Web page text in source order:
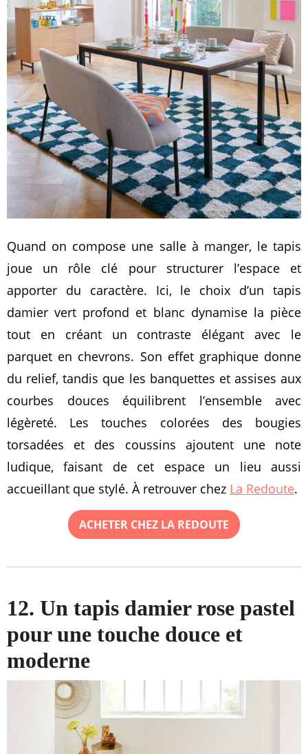
Quand on compose une salle à manger, le tapis
joue un rôle clé pour structurer l’espace et
apporter du caractère. Ici, le choix d’un tapis
damier vert profond et blanc dynamise la pièce
tout en créant un contraste élégant avec le
parquet en chevrons. Son effet graphique donne
du relief, tandis que les banquettes et assises aux
courbes douces équilibrent l’ensemble avec
légèreté. Les touches colorées des bougies
torsadées et des coussins ajoutent une note
ludique, faisant de cet espace un lieu aussi
accueillant que stylé. À retrouver chez La Redoute.
ACHETER CHEZ LA REDOUTE
12. Un tapis damier rose pastel
pour une touche douce et
moderne